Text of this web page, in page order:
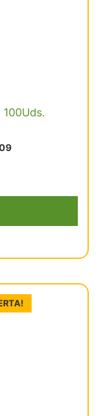
El